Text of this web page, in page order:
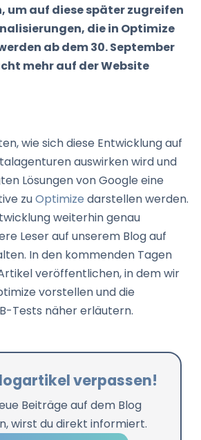
um auf diese später zugreifen
die in Optimize
ab dem 30. September
mehr auf der Website
wie sich diese Entwicklung auf
auswirken wird und
Lösungen von Google eine
zuOptimize darstellen werden.
weiterhin genau
Leser auf unserem Blog auf
In den kommenden Tagen
veröffentlichen, in dem wir
vorstellen und die
Tests näher erläutern.
verpassen!
Beiträge auf dem Blog
wirst du direkt informiert.